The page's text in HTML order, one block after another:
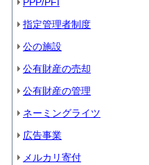
指定管理者制度
公の施設
公有財産の売却
公有財産の管理
ネーミングライツ
広告事業
メルカリ寄付